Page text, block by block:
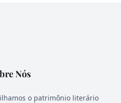
Nós
o patrimônio literário